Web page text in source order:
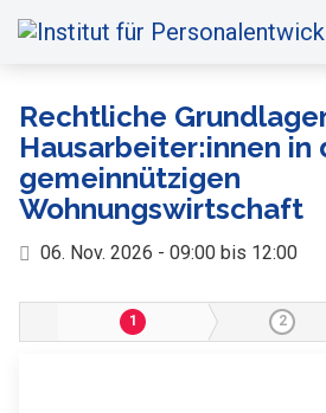
Rechtliche
Hausarbeiter:innen in
gemeinnützigen
Wohnungswirtschaft
06. Nov. 2026 - 09:00 bis 12:00
1 2